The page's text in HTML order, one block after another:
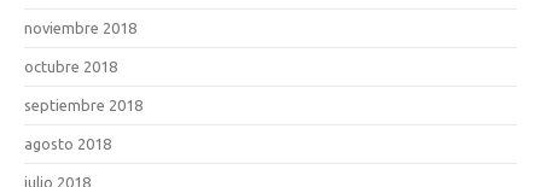
noviembre 2018
octubre 2018
septiembre 2018
agosto 2018
julio 2018